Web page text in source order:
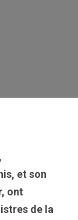
et son
ont
de la